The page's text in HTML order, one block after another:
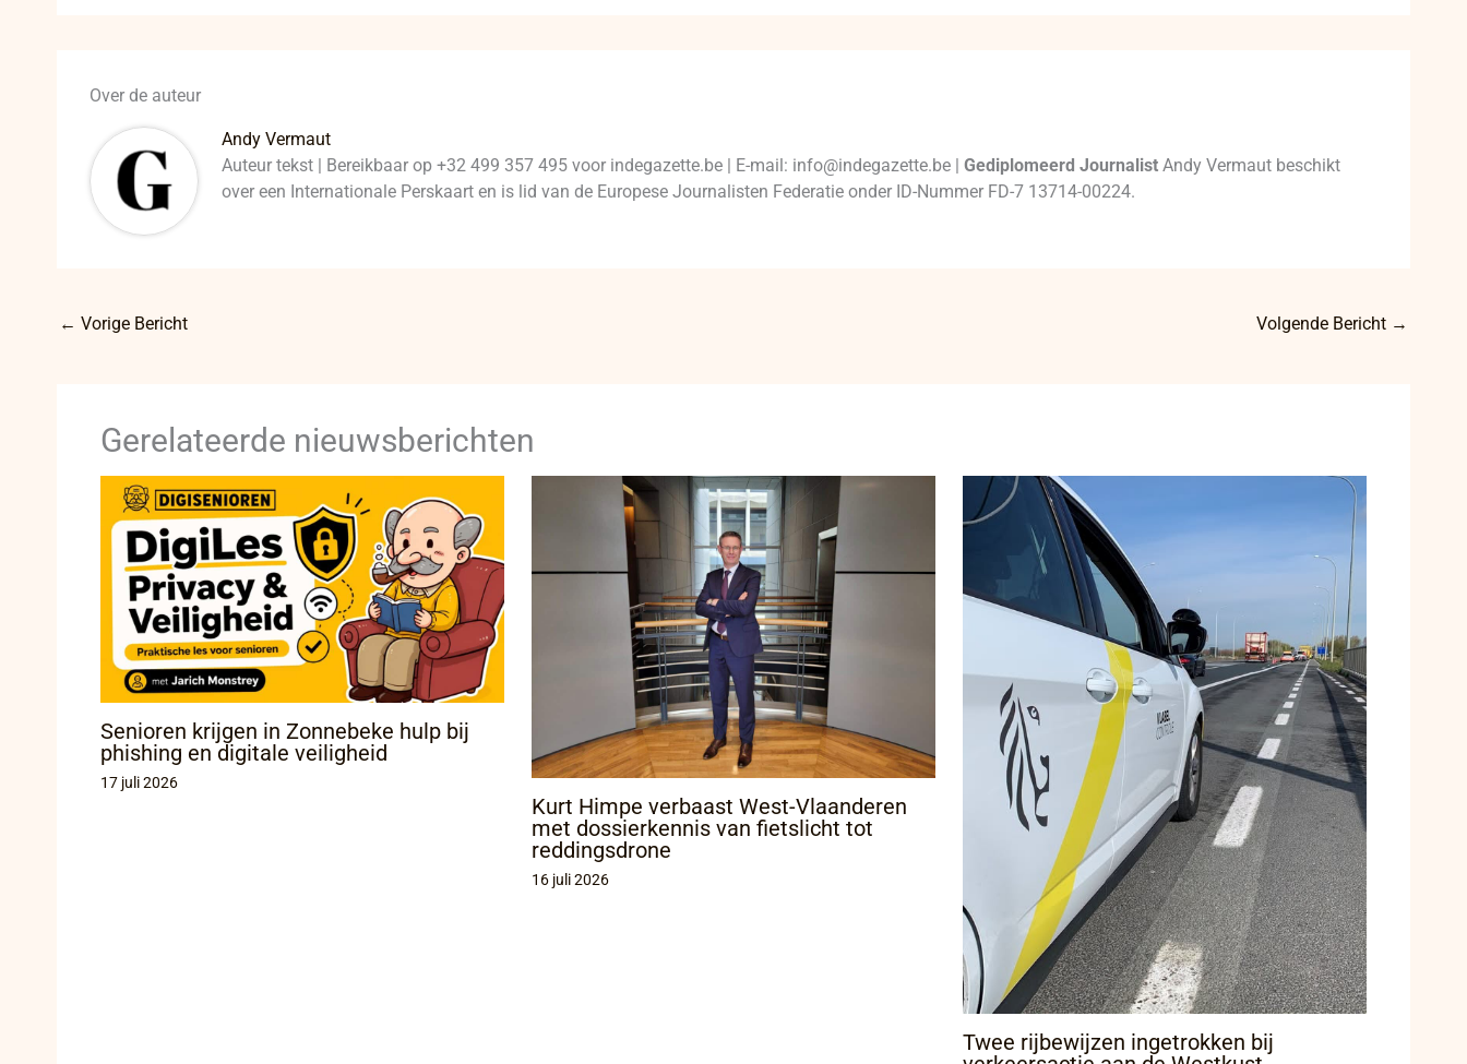
Over de auteur
Andy Vermaut
Auteur tekst | Bereikbaar op +32 499 357 495 voor indegazette.be | E-mail: info@indegazette.be |Gediplomeerd Journalist Andy Vermaut beschikt
over een Internationale Perskaart en is lid van de Europese Journalisten Federatie onder ID-Nummer FD-7 13714-00224.
← Vorige Bericht Volgende Bericht →
Gerelateerde nieuwsberichten
Senioren krijgen in Zonnebeke hulp bij
phishing en digitale veiligheid
17 juli 2026
Kurt Himpe verbaast West-Vlaanderen
met dossierkennis van fietslicht tot
reddingsdrone
16 juli 2026
Twee rijbewijzen ingetrokken bij